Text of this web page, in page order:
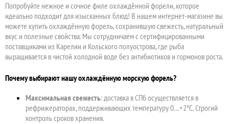
Попробуйте нежное и сочное филе охлаждённой форели, которое
идеально подходит для изысканных блюд! В нашем интернет-магазине вы
можете купить охлаждённую форель, сохранившую свежесть, натуральный
вкус и полезные свойства. Мы сотрудничаем с сертифицированными
поставщиками из Карелии и Кольского полуострова, где рыба
выращивается в чистой холодной воде без антибиотиков и гормонов роста.
Почему выбирают нашу охлаждённую морскую форель?
Максимальная свежесть: доставка в СПб осуществляется в
рефрижераторах, поддерживающих температуру 0…+2°C. Строгий
контроль сроков хранения.